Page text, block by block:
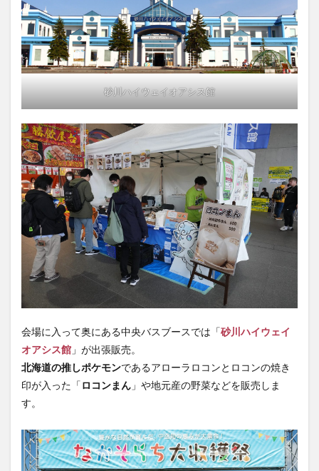
砂川ハイウェイオアシス館
会場に入って奥にある中央バスブースでは「砂川ハイウェイ
オアシス館 」が出張販売。
北海道の推しポケモンであるアローラロコンとロコンの焼き
印が入った「ロコンまん 」や地元産の野菜などを販売しま
す。